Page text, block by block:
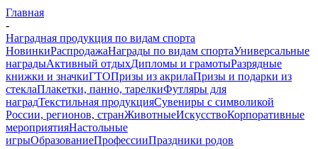
Главная
-
Наградная продукция по видам спорта
НовинкиРаспродажаНаграды по видам спортаУниверсальные
наградыАктивный отдыхДипломы и грамотыРазрядные
книжки и значкиГТОПризы из акрилаПризы и подарки из
стеклаПлакетки, панно, тарелкиФутляры для
наградТекстильная продукцияСувениры с символикой
России, регионов, странЖивотныеИскусствоКорпоративные
мероприятияНастольные
игрыОбразованиеПрофессииПраздники родов